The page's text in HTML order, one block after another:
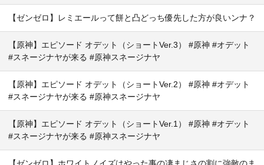
【ゼンゼロ】レミエールって餅と凸どっち優先した方が良いンナ？
【原神】エピソード オデット（ショートVer.3） #原神 #オデット
#スネージナヤが来る #原神スネージナヤ
【原神】エピソード オデット（ショートVer.2） #原神 #オデット
#スネージナヤが来る #原神スネージナヤ
【原神】エピソード オデット（ショートVer.1） #原神 #オデット
#スネージナヤが来る #原神スネージナヤ